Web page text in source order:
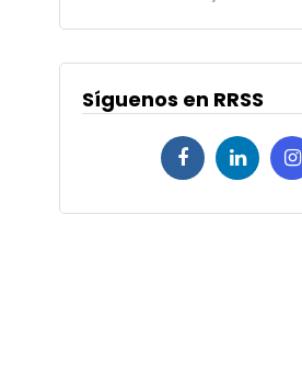
Síguenos en RRSS